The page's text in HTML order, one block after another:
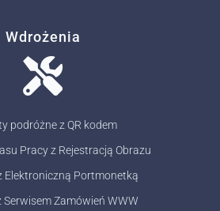
Wdrożenia
podróżne z QR kodem
Pracy z Rejestracją Obrazu
Elektroniczną Portmonetką
Serwisem Zamówień WWW